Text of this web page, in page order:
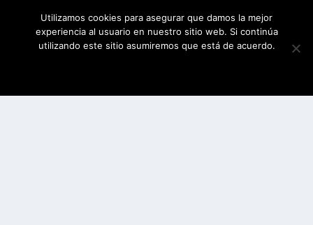
Utilizamos cookies para asegurar que damos la mejor
experiencia al usuario en nuestro sitio web. Si continúa
utilizando este sitio asumiremos que está de acuerdo.